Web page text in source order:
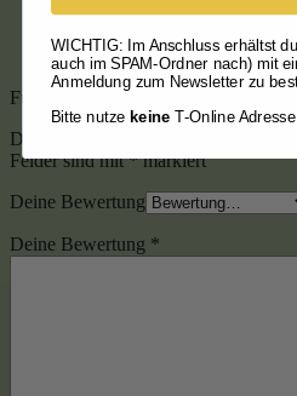
Die Seife trocknet die Haut
dem Duschen gut an und ist
Produkt!
Füge deine Bewertung hinzu
Deine E-Mail-Adresse wird nicht
Felder sind mit*markiert
Deine Bewertung
Deine Bewertung *
WICHTIG: Im Anschluss erhältst
auch im SPAM-Ordner nach) mit
Anmeldung zum Newsletter zu
Bitte nutze keine T-Online